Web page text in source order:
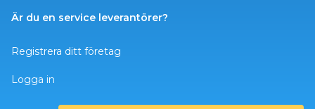
Är du en service leverantörer?
Registrera ditt företag
Logga in